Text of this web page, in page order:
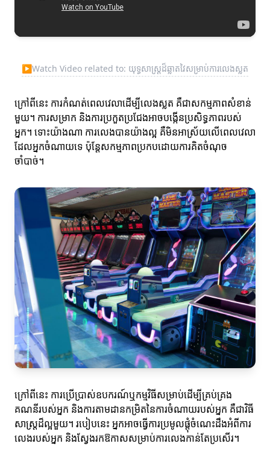
▶Watch Video related to: យុទ្ធសាស្ត្រដ៏ឆ្លាតវៃសម្រាប់ការលេងស្លត
ក្រៅពីនេះ ការកំណត់ពេលវេលាដើម្បីលេងស្លត គឺជាសកម្មភាពសំខាន់
មួយ។ ការសម្រាក និងការប្រកួតប្រជែងអាចបង្កើនប្រសិទ្ធភាពរបស់
អ្នក។ ទោះយ៉ាងណា ការលេងបានយ៉ាងល្អ គឺមិនអាស្រ័យលើពេលវេលា
ដែលអ្នកចំណាយទេ ប៉ុន្តែសកម្មភាពប្រកបដោយការគិតចំណុច
ចាំបាច់។
ក្រៅពីនេះ ការប្រើប្រាស់ឧបករណ៍ឬកម្មវិធីសម្រាប់ដើម្បីគ្រប់គ្រង
គណនីរបស់អ្នក និងការតាមដានកម្រិតនៃការចំណាយរបស់អ្នក គឺជាវិធី
សាស្ត្រដ៏ល្អមួយ។ របៀបនេះ អ្នកអាចធ្វើការប្រមូលផ្តុំចំណេះដឹងអំពីការ
លេងរបស់អ្នក និងស្វែងរកឱកាសសម្រាប់ការលេងកាន់តែប្រសើរ។